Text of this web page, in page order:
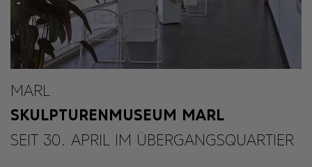
MARL
SKULPTURENMUSEUM MARL
SEIT 30. APRIL IM ÜBERGANGSQUARTIER